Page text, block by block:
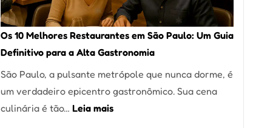
artesanal
no
forno
à
lenha
na
Vila
Os 10 Melhores Restaurantes em São Paulo: Um Guia
Definitivo para a Alta Gastronomia
São Paulo, a pulsante metrópole que nunca dorme, é
um verdadeiro epicentro gastronômico. Sua cena
culinária é tão… Leia mais: